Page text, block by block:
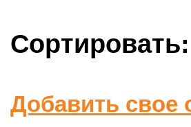
Сортировать:
Добавить свое